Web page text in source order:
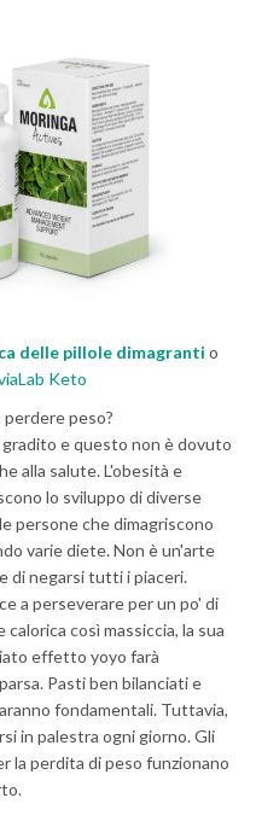
delle pillole dimagranti o
Keto
peso?
e questo non è dovuto
alla salute. L'obesità e
lo sviluppo di diverse
persone che dimagriscono
varie diete. Non è un'arte
di negarsi tutti i piaceri.
a perseverare per un po' di
così massiccia, la sua
effetto yoyo farà
Pasti ben bilanciati e
fondamentali. Tuttavia,
in palestra ogni giorno. Gli
la perdita di peso funzionano